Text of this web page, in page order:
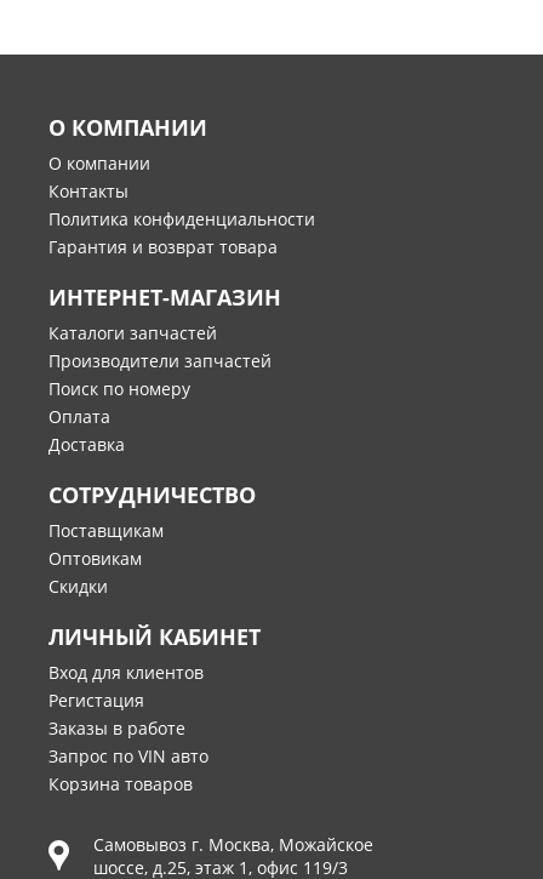
О КОМПАНИИ
О компании
Контакты
Политика конфиденциальности
Гарантия и возврат товара
ИНТЕРНЕТ-МАГАЗИН
Каталоги запчастей
Производители запчастей
Поиск по номеру
Оплата
Доставка
СОТРУДНИЧЕСТВО
Поставщикам
Оптовикам
Скидки
ЛИЧНЫЙ КАБИНЕТ
Вход для клиентов
Регистация
Заказы в работе
Запрос по VIN авто
Корзина товаров
Самовывоз г. Москва, Можайское
шоссе, д.25, этаж 1, офис 119/3